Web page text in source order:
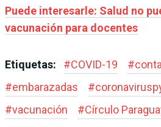
Puede interesarle: Salud no
vacunación para docentes
Etiquetas: #COVID-19 #
#embarazadas #
#vacunación #Círculo